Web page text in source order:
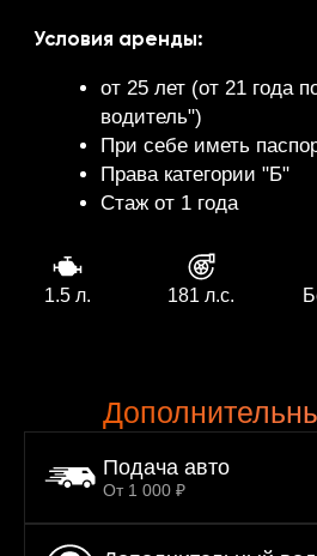
1.5 л. 181 л.с.
Подача авто
От 1 000 ₽